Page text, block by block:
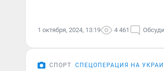
1 октября, 2024, 13:19 4 461
СПОРТ СПЕЦОПЕРАЦИЯ НА